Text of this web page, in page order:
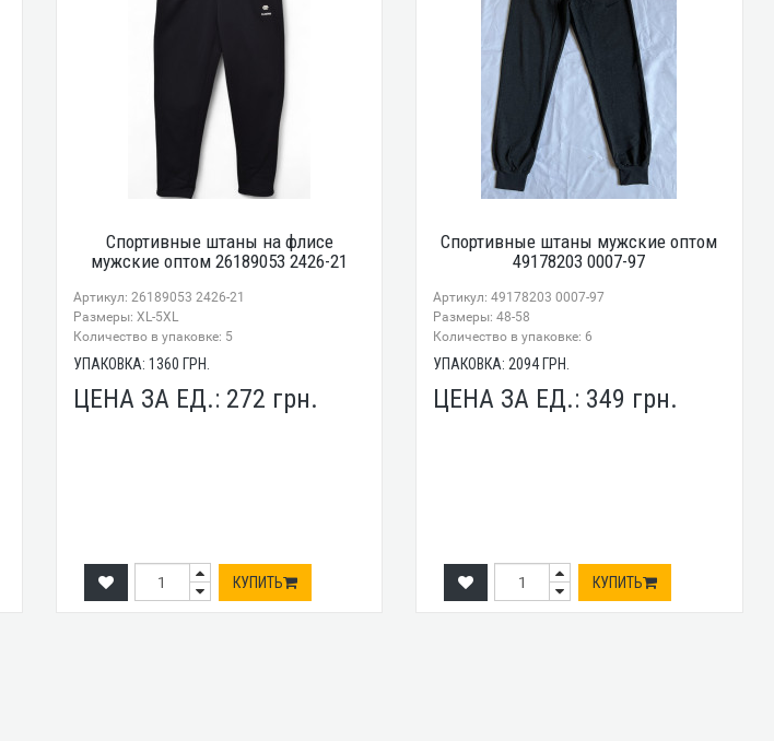
Спортивные штаны на флисе
мужские оптом 26189053 2426-21
Артикул: 26189053 2426-21
Размеры: XL-5XL
Количество в упаковке: 5
УПАКОВКА: 1360 ГРН.
ЦЕНА ЗА ЕД.: 272 грн.
КУПИТЬ
Спортивные штаны мужские оптом
49178203 0007-97
Артикул: 49178203 0007-97
Размеры: 48-58
Количество в упаковке: 6
УПАКОВКА:2094 ГРН.
ЦЕНА ЗА ЕД.: 349 грн.
КУПИТЬ